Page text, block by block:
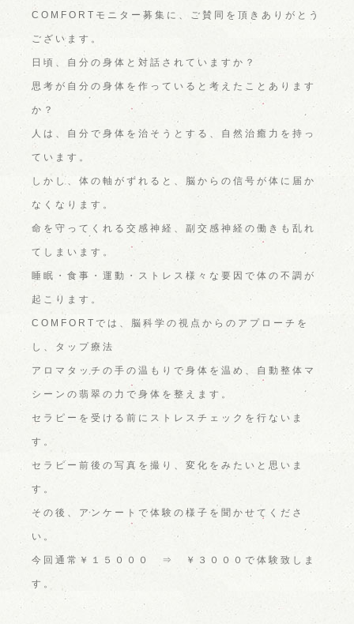
COMFORTモニター募集に、ご賛同を頂きありがとう
ございます。
日頃、自分の身体と対話されていますか？
思考が自分の身体を作っていると考えたことあります
か？
人は、自分で身体を治そうとする、自然治癒力を持っ
ています。
しかし、体の軸がずれると、脳からの信号が体に届か
なくなります。
命を守ってくれる交感神経、副交感神経の働きも乱れ
てしまいます。
睡眠・食事・運動・ストレス様々な要因で体の不調が
起こります。
COMFORTでは、脳科学の視点からのアプローチを
し、タップ療法
アロマタッチの手の温もりで身体を温め、自動整体マ
シーンの翡翠の力で身体を整えます。
セラピーを受ける前にストレスチェックを行ないま
す。
セラピー前後の写真を撮り、変化をみたいと思いま
す。
その後、アンケートで体験の様子を聞かせてくださ
い。
今回通常￥１５０００ ⇒ ￥３０００で体験致しま
す。